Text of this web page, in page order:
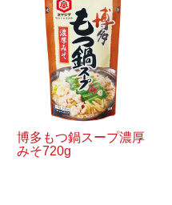
博多もつ鍋スープ濃厚
みそ720g